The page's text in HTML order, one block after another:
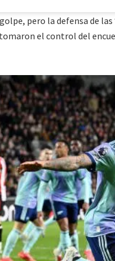
pero la defensa de
el control del